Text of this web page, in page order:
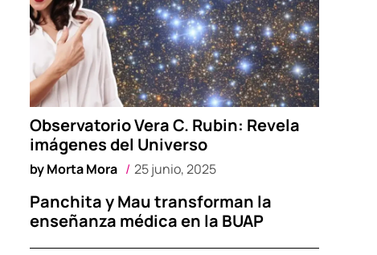
Observatorio Vera C. Rubin: Revela
imágenes del Universo
byMorta Mora 25 junio, 2025
Panchita y Mau transforman la
enseñanza médica en la BUAP